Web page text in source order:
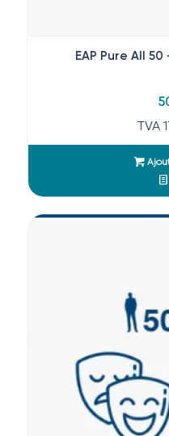
EAP Pure All
TVA